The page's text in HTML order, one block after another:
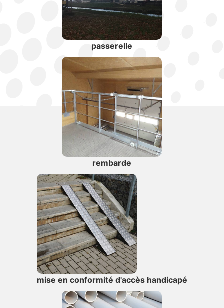
passerelle
rembarde
mise en conformité d'accès handicapé